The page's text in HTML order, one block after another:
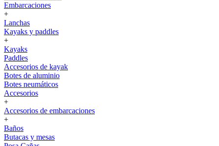
Embarcaciones
+
Lanchas
Kayaks y paddles
+
Kayaks
Paddles
Accesorios de kayak
Botes de aluminio
Botes neumáticos
Accesorios
+
Accesorios de embarcaciones
+
Baños
Butacas y mesas